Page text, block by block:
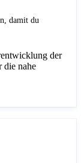
damit du
der
die nahe